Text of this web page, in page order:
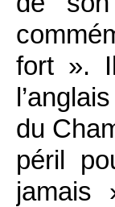
fort ».
du
péril
jamais